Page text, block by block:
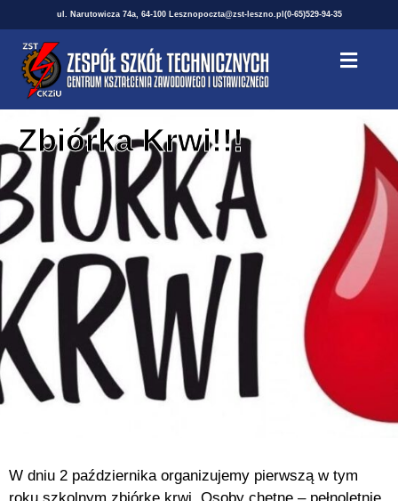
ul. Narutowicza 74a, 64-100 Lesznopoczta@zst-leszno.pl (0-65)529-94-35
Zbiórka Krwi!!!
W dniu 2 października organizujemy pierwszą w tym